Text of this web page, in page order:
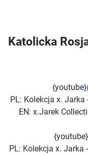
Katolicka
{youtube}
PL: Kolekcja x.
EN: x.Jarek
{youtube}
PL: Kolekcja x. Jarka